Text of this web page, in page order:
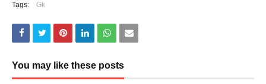
Tags: Gk
You may like these posts